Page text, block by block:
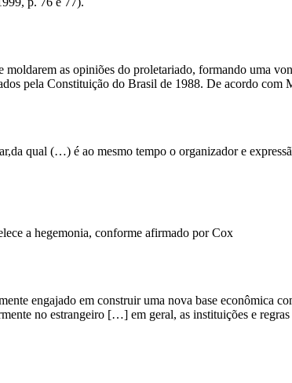
as opiniões do proletariado, formando uma
pela Constituição do Brasil de 1988. De acordo com
qual (…) é ao mesmo tempo o organizador e
a hegemonia, conforme afirmado por Cox
engajado em construir uma nova base econômica
no estrangeiro […] em geral, as instituições e